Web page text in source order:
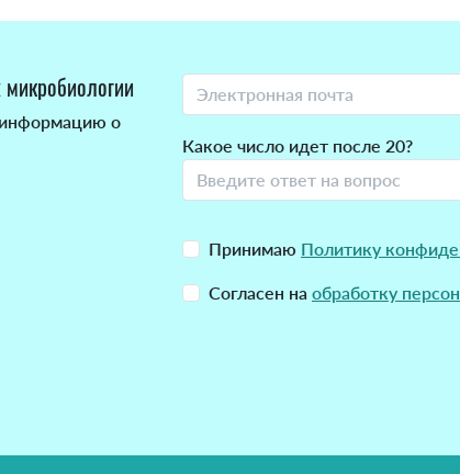
о
Какое число идет после 20?
Принимаю Политику
Согласен на обработку